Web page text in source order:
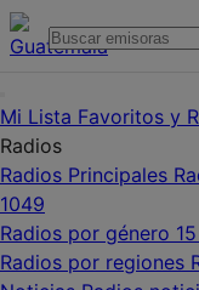
Mi Lista Favoritos y
Radios
Radios Principales
1049
Radios por género
Radios por regiones